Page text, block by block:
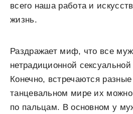
всего наша работа и
жизнь.
Раздражает миф, что все
нетрадиционной
Конечно, встречаются
танцевальном мире их можно
по пальцам. В основном у